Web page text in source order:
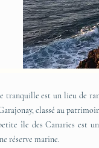
est un lieu de
classé au
île des Canaries est
réserve marine.